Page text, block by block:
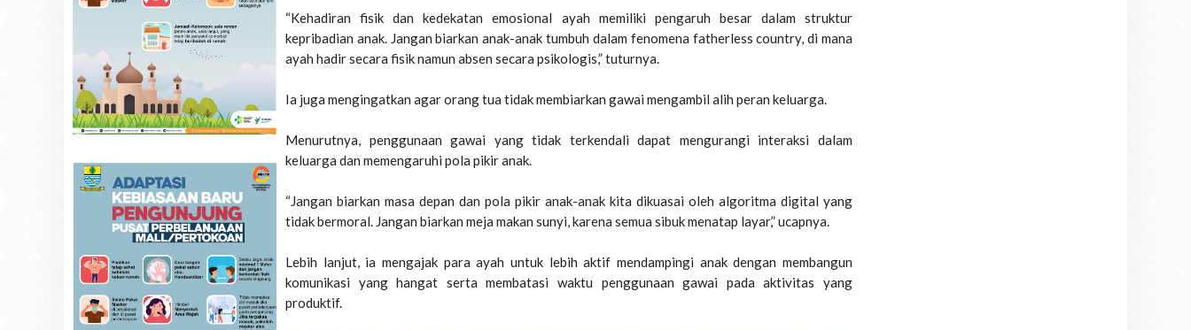
“Kehadiran fisik dan kedekatan emosional ayah memiliki pengaruh besar dalam struktur
kepribadian anak. Jangan biarkan anak-anak tumbuh dalam fenomena fatherless country, di mana
ayah hadir secara fisik namun absen secara psikologis,” tuturnya.
Ia juga mengingatkan agar orang tua tidak membiarkan gawai mengambil alih peran keluarga.
Menurutnya, penggunaan gawai yang tidak terkendali dapat mengurangi interaksi dalam
keluarga dan memengaruhi pola pikir anak.
“Jangan biarkan masa depan dan pola pikir anak-anak kita dikuasai oleh algoritma digital yang
tidak bermoral. Jangan biarkan meja makan sunyi, karena semua sibuk menatap layar,” ucapnya.
Lebih lanjut, ia mengajak para ayah untuk lebih aktif mendampingi anak dengan membangun
komunikasi yang hangat serta membatasi waktu penggunaan gawai pada aktivitas yang
produktif.